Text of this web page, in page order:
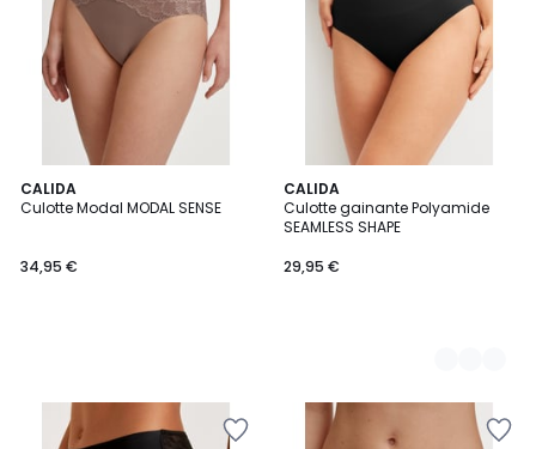
CALIDA
Culotte Modal MODAL SENSE
34,95 €
CALIDA
Culotte gainante Polyamide
SEAMLESS SHAPE
29,95 €
2
Couleurs